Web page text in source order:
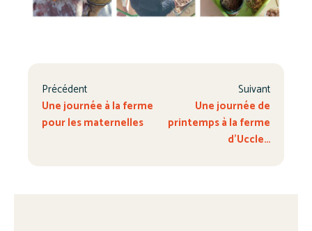
Précédent
Une journée à la ferme
pour les maternelles
Suivant
Une journée de
printemps à la ferme
d’Uccle…